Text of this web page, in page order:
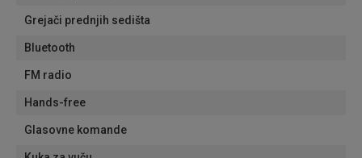
Grejači prednjih sedišta
Bluetooth
FM radio
Hands-free
Glasovne komande